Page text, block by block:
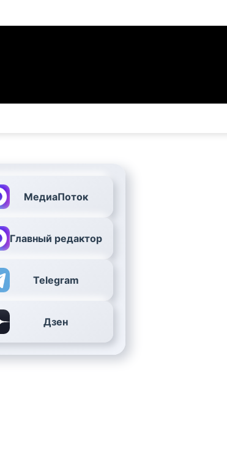
МедиаПоток
Главный редактор
Telegram
Дзен